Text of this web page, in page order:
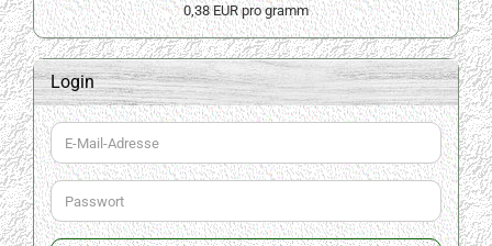
0,38 EUR pro gramm
Login
E-
Mail-
Adresse
Passwort